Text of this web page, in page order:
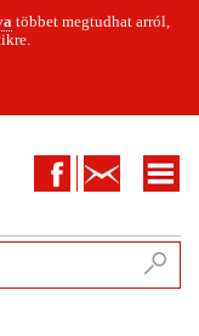
többet megtudhat arról,
FacebookKapcsolat
WINESOFA